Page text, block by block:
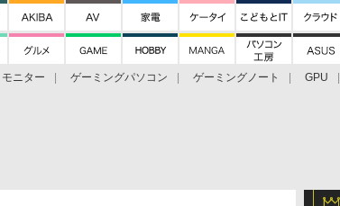
モニター ゲーミングパソコン ゲーミングノート
GPU